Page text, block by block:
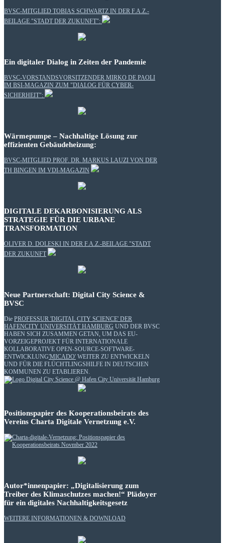
BVSC-MITGLIED TOBIAS SCHWARTZ IN DER F.A.Z.-
BEILAGE "STADT DER ZUKUNFT":
Ein digitaler Dialog in Zeiten der Pandemie
BVSC-VORSTANDSVORSITZENDER MIRKO DE PAOLI
IM BSI-MAGAZIN ZUM "DIALOG FÜR CYBER-
SICHERHEIT":
Wärmepumpe – Nachhaltige Lösung zur
effizienten Gebäudeheizung:
BVSC-MITGLIED PROF. DR. MARKUS LAUZI VON DER
TH BINGEN IM VDI-MAGAZIN
DIGITALE DEKARBONISIERUNG ALS
STRATEGIE FÜR DIE URBANE
TRANSFORMATION
OLIVER D. DOLESKI IN DER F.A.Z.-BEILAGE "STADT
DER ZUKUNFT
Neue Partnerschaft: Digital City Science &
BVSC
Die PROFESSUR 'DIGITAL CITY SCIENCE' DER
HAFENCITY UNIVERSITÄT HAMBURG UND DER BVSC
HABEN SICH ZUSAMMEN GETAN, UM DAS EU-
VORZEIGEPROJEKT FÜR INTERNATIONALE
KOLLABORATIVE OPEN-SOURCE-SOFTWARE-
ENTWICKLUNG'MICADO' WEITER ZU ENTWICKELN
UND FÜR DIE FLÜCHTLINGSHILFE IN DEUTSCHEN
KOMMUNEN ZU ETABLIEREN.
Positionspapier des Kooperationsbeirats des
Vereins Charta Digitale Vernetzung e.V.
Autor*innenpapier: „Digitalisierung zum
Treiber des Klimaschutzes machen!“ Plädoyer
für ein digitales Nachhaltigkeitsgesetz
WEITERE INFORMATIONEN & DOWNLOAD